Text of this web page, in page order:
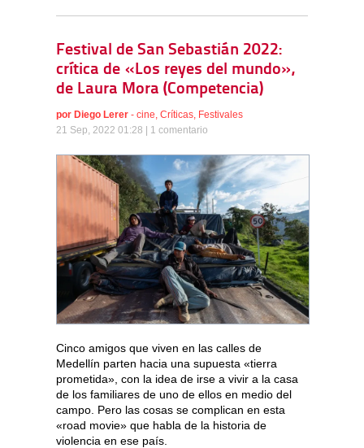
Festival de San Sebastián 2022:
crítica de «Los reyes del mundo»,
de Laura Mora (Competencia)
por Diego Lerer - cine Críticas Festivales
21 Sep, 2022 01:28 | 1 comentario
Cinco amigos que viven en las calles de
Medellín parten hacia una supuesta «tierra
prometida», con la idea de irse a vivir a la casa
de los familiares de uno de ellos en medio del
campo. Pero las cosas se complican en esta
«road movie» que habla de la historia de
violencia en ese país.